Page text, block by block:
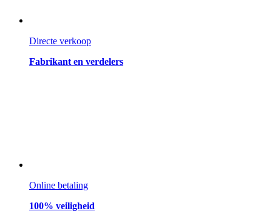
Directe verkoop
Fabrikant en verdelers
Online betaling
100% veiligheid